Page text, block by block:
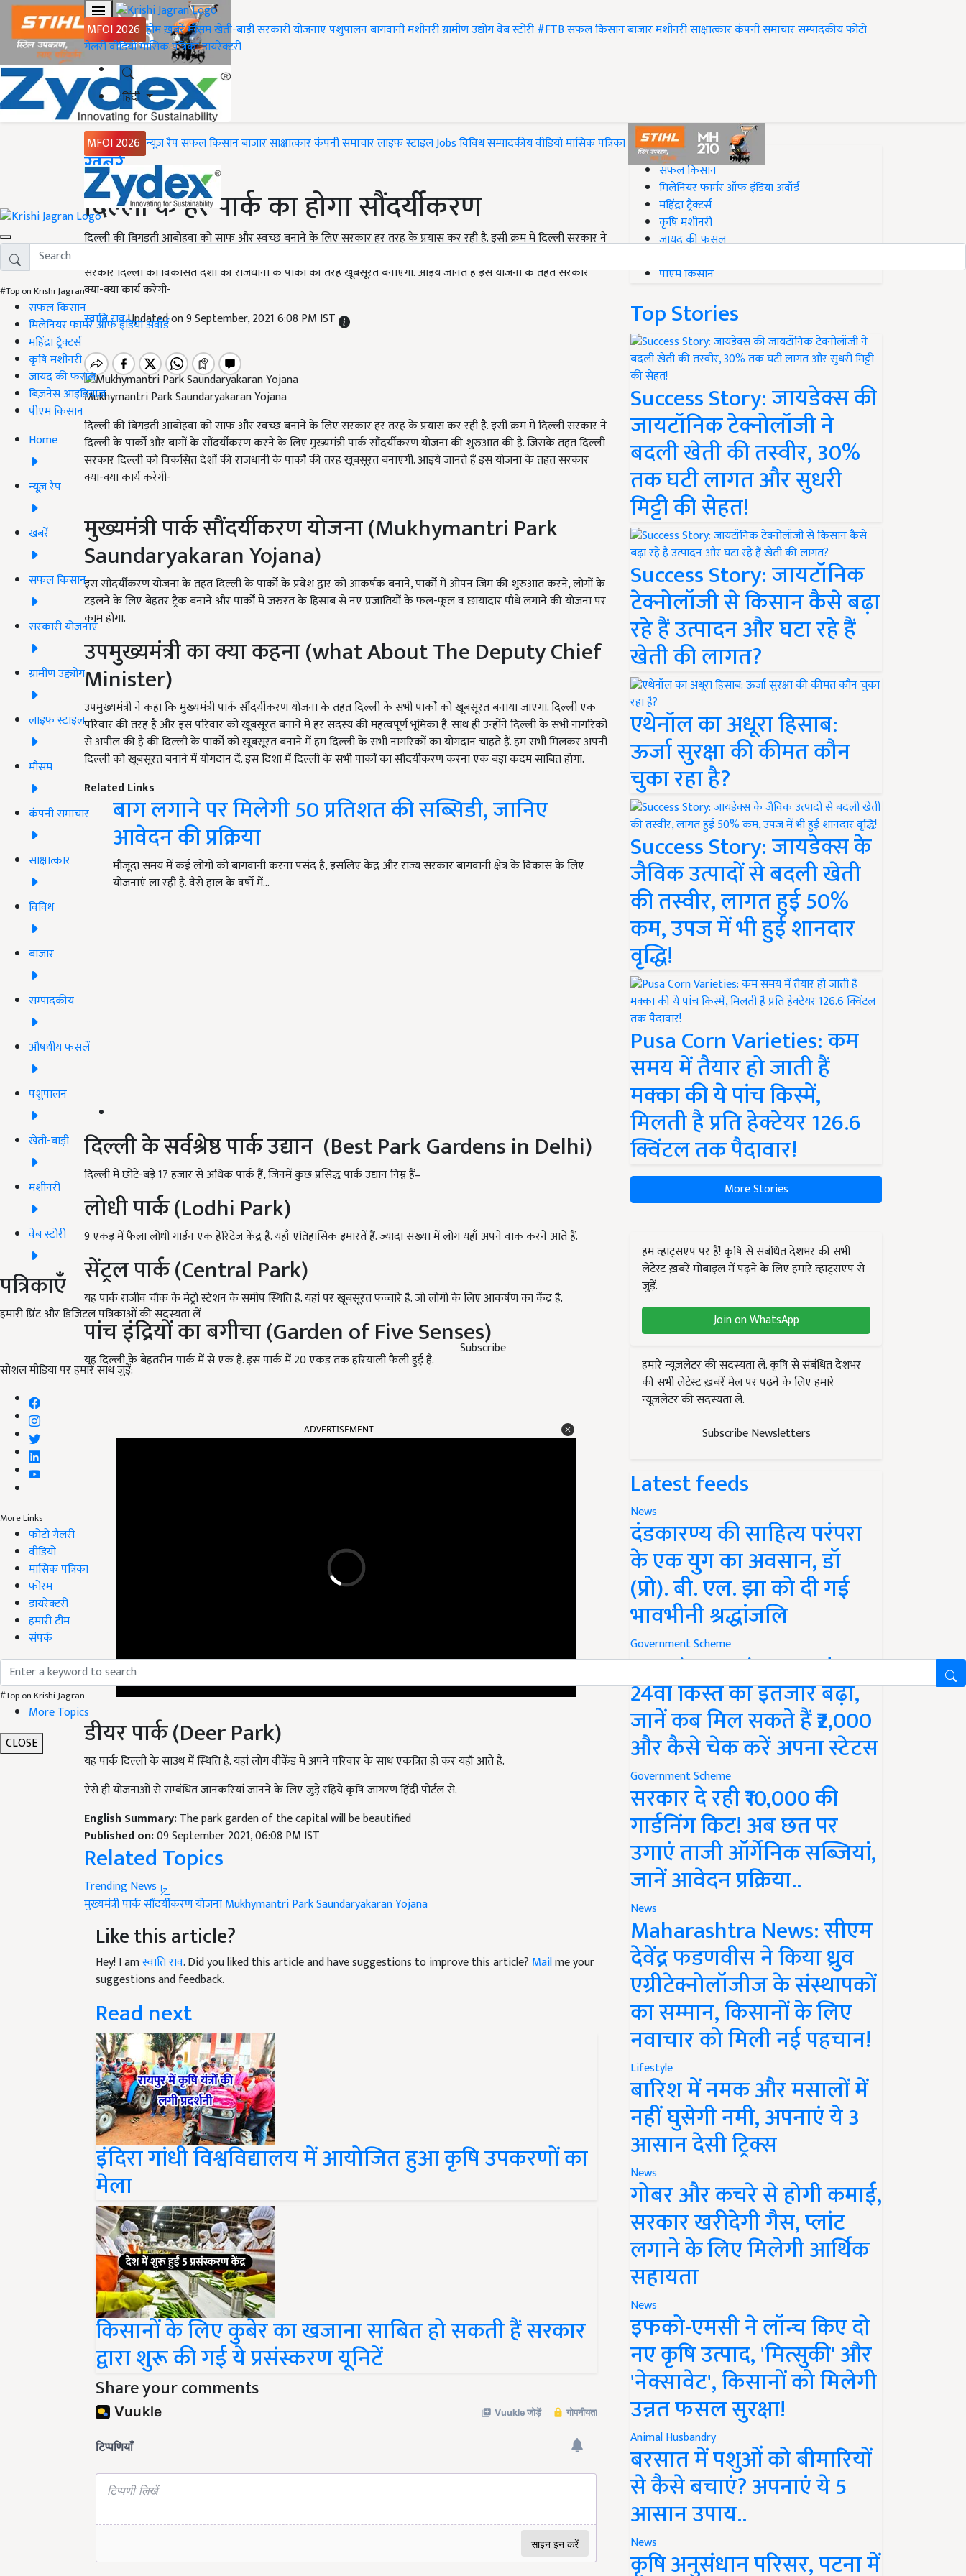
MFOI 2026 होमख़बरेंमौसमखेती-बाड़ीसरकारी योजनाएंपशुपालनबागवानीमशीनरीग्रामीण उद्योगवेब स्टोरी#FTBसफल किसानबाजारमशीनरीसाक्षात्कारकंपनी समाचारसम्पादकीयफोटो
गैलरीवीडियोमासिक पत्रिकाडायरेक्टरी
हिंदी
MFOI 2026 न्यूज़ रैपसफल किसानबाजारसाक्षात्कारकंपनी समाचारलाइफ स्टाइलJobsविविधसम्पादकीयवीडियोमासिक पत्रिका
#Top on Krishi Jagran
सफल किसान
मिलेनियर फार्मर ऑफ इंडिया अवॉर्ड
महिंद्रा ट्रैक्टर्स
कृषि मशीनरी
जायद की फसल
बिज़नेस आइडियाज
पीएम किसान
Home
न्यूज़ रैप
खबरें
सफल किसान
सरकारी योजनाएं
ग्रामीण उद्द्योग
लाइफ स्टाइल
मौसम
कंपनी समाचार
साक्षात्कार
विविध
बाजार
सम्पादकीय
औषधीय फसलें
पशुपालन
खेती-बाड़ी
मशीनरी
वेब स्टोरी
पत्रिकाएँ
हमारी प्रिंट और डिजिटल पत्रिकाओं की सदस्यता लें
Subscribe
सोशल मीडिया पर हमारे साथ जुड़ें:
More Links
फोटो गैलरी
वीडियो
मासिक पत्रिका
फोरम
डायरेक्टरी
हमारी टीम
संपर्क
#Top on Krishi Jagran
More Topics
CLOSE
Home
ख़बरें
दिल्ली के हर पार्क का होगा सौंदर्यीकरण
दिल्ली की बिगड़ती आबोहवा को साफ और स्वच्छ बनाने के लिए सरकार हर तरह के प्रयास कर रही है. इसी क्रम में दिल्ली सरकार ने
सरकार दिल्ली को विकसित देशों की राजधानी के पार्कों की तरह खूबसूरत बनाएगी. आइये जानते हैं इस योजना के तहत सरकार
क्या-क्या कार्य करेगी-
स्वाति रावUpdated on 9 September, 2021 6:08 PM IST
Mukhymantri Park Saundaryakaran Yojana
दिल्ली की बिगड़ती आबोहवा को साफ और स्वच्छ बनाने के लिए सरकार हर तरह के प्रयास कर रही है. इसी क्रम में दिल्ली सरकार ने
दिल्ली के पार्कों और बागों के सौंदर्यीकरण करने के लिए मुख्यमंत्री पार्क सौंदर्यीकरण योजना की शुरुआत की है. जिसके तहत दिल्ली
सरकार दिल्ली को विकसित देशों की राजधानी के पार्कों की तरह खूबसूरत बनाएगी. आइये जानते हैं इस योजना के तहत सरकार
क्या-क्या कार्य करेगी-
मुख्यमंत्री पार्क सौंदर्यीकरण योजना (Mukhymantri Park
Saundaryakaran Yojana)
इस सौंदर्यीकरण योजना के तहत दिल्ली के पार्कों के प्रवेश द्वार को आकर्षक बनाने, पार्कों में ओपन जिम की शुरुआत करने, लोगों के
टहलने के लिए बेहतर ट्रैक बनाने और पार्कों में जरुरत के हिसाब से नए प्रजातियों के फल-फूल व छायादार पौधे लगाने की योजना पर
काम होगा.
उपमुख्यमंत्री का क्या कहना (what About The Deputy Chief
Minister)
उपमुख्यमंत्री ने कहा कि मुख्यमंत्री पार्क सौंदर्यीकरण योजना के तहत दिल्ली के सभी पार्कों को खूबसूरत बनाया जाएगा. दिल्ली एक
परिवार की तरह है और इस परिवार को खूबसूरत बनाने में हर सदस्य की महत्वपूर्ण भूमिका है. साथ ही उन्होंने दिल्ली के सभी नागरिकों
से अपील की है की दिल्ली के पार्कों को खूबसूरत बनाने में हम दिल्ली के सभी नागरिकों का योगदान चाहते हैं. हम सभी मिलकर अपनी
दिल्ली को खूबसूरत बनाने में योगदान दें. इस दिशा में दिल्ली के सभी पार्कों का सौंदर्यीकरण करना एक बड़ा कदम साबित होगा.
Related Links
बाग लगाने पर मिलेगी 50 प्रतिशत की सब्सिडी, जानिए
आवेदन की प्रक्रिया
मौजूदा समय में कई लोगों को बागवानी करना पसंद है, इसलिए केंद्र और राज्य सरकार बागवानी क्षेत्र के विकास के लिए
योजनाएं ला रही है. वैसे हाल के वर्षों में…
दिल्ली के सर्वश्रेष्ठ पार्क उद्यान (Best Park Gardens in Delhi)
दिल्ली में छोटे-बड़े 17 हजार से अधिक पार्क हैं, जिनमें कुछ प्रसिद्ध पार्क उद्यान निम्न हैं–
लोधी पार्क (Lodhi Park)
9 एकड़ में फैला लोधी गार्डन एक हेरिटेज केंद्र है. यहाँ एतिहासिक इमारतें हैं. ज्यादा संख्या में लोग यहाँ अपने वाक करने आते हैं.
सेंट्रल पार्क (Central Park)
यह पार्क राजीव चौक के मेट्रो स्टेशन के समीप स्थिति है. यहां पर खूबसूरत फव्वारे है. जो लोगों के लिए आकर्षण का केंद्र है.
पांच इंद्रियों का बगीचा (Garden of Five Senses)
यह दिल्ली के बेहतरीन पार्क में से एक है. इस पार्क में 20 एकड़ तक हरियाली फैली हुई है.
डीयर पार्क (Deer Park)
यह पार्क दिल्ली के साउथ में स्थिति है. यहां लोग वीकेंड में अपने परिवार के साथ एकत्रित हो कर यहाँ आते हैं.
The park garden of the capital will be beautified
Published on:09 September 2021, 06:08 PM IST
Related Topics
Trending News
मुख्यमंत्री पार्क सौंदर्यीकरण योजना
Like this article?
Hey! I amस्वाति राव. Did you liked this article and have suggestions to improve this article?
suggestions and feedback.
Read next
इंदिरा गांधी विश्वविद्यालय में आयोजित हुआ कृषि उपकरणों का
मेला
किसानों के लिए कुबेर का खजाना साबित हो सकती हैं सरकार
द्वारा शुरू की गई ये प्रसंस्करण यूनिटें
Share your comments
#Top on Krishi Jagran
सफल किसान
मिलेनियर फार्मर ऑफ इंडिया अवॉर्ड
महिंद्रा ट्रैक्टर्स
कृषि मशीनरी
जायद की फसल
पीएम किसान
Top Stories
Success Story: जायडेक्स की
जायटॉनिक टेक्नोलॉजी ने
बदली खेती की तस्वीर, 30%
तक घटी लागत और सुधरी
मिट्टी की सेहत!
Success Story: जायटॉनिक
टेक्नोलॉजी से किसान कैसे बढ़ा
रहे हैं उत्पादन और घटा रहे हैं
खेती की लागत?
एथेनॉल का अधूरा हिसाब:
ऊर्जा सुरक्षा की कीमत कौन
चुका रहा है?
Success Story: जायडेक्स के
जैविक उत्पादों से बदली खेती
की तस्वीर, लागत हुई 50%
कम, उपज में भी हुई शानदार
वृद्धि!
Pusa Corn Varieties: कम
समय में तैयार हो जाती हैं
मक्का की ये पांच किस्में,
मिलती है प्रति हेक्टेयर 126.6
क्विंटल तक पैदावार!
More Stories
हम व्हाट्सएप पर हैं! कृषि से संबंधित देशभर की सभी
लेटेस्ट ख़बरें मोबाइल में पढ़ने के लिए हमारे व्हाट्सएप से
जुड़ें.
Join on WhatsApp
हमारे न्यूज़लेटर की सदस्यता लें. कृषि से संबंधित देशभर
की सभी लेटेस्ट ख़बरें मेल पर पढ़ने के लिए हमारे
न्यूज़लेटर की सदस्यता लें.
Subscribe Newsletters
Latest feeds
News
दंडकारण्य की साहित्य परंपरा
के एक युग का अवसान, डॉ
(प्रो). बी. एल. झा को दी गई
भावभीनी श्रद्धांजलि
Government Scheme
PM Kisan Yojana Update:
24वीं किस्त का इंतजार बढ़ा,
जानें कब मिल सकते हैं ₹2,000
और कैसे चेक करें अपना स्टेटस
Government Scheme
सरकार दे रही ₹10,000 की
गार्डनिंग किट! अब छत पर
उगाएं ताजी ऑर्गेनिक सब्जियां,
जानें आवेदन प्रक्रिया..
News
Maharashtra News: सीएम
देवेंद्र फडणवीस ने किया ध्रुव
एग्रीटेक्नोलॉजीज के संस्थापकों
का सम्मान, किसानों के लिए
नवाचार को मिली नई पहचान!
Lifestyle
बारिश में नमक और मसालों में
नहीं घुसेगी नमी, अपनाएं ये 3
आसान देसी ट्रिक्स
News
गोबर और कचरे से होगी कमाई,
सरकार खरीदेगी गैस, प्लांट
लगाने के लिए मिलेगी आर्थिक
सहायता
News
इफको-एमसी ने लॉन्च किए दो
नए कृषि उत्पाद, 'मित्सुकी' और
'नेक्सावेट', किसानों को मिलेगी
उन्नत फसल सुरक्षा!
Animal Husbandry
बरसात में पशुओं को बीमारियों
से कैसे बचाएं? अपनाएं ये 5
आसान उपाय..
News
कृषि अनुसंधान परिसर, पटना में